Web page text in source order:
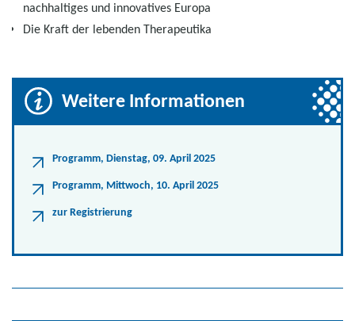
nachhaltiges und innovatives Europa
Die Kraft der lebenden Therapeutika
Weitere Informationen
Programm, Dienstag, 09. April 2025
Programm, Mittwoch, 10. April 2025
zur Registrierung